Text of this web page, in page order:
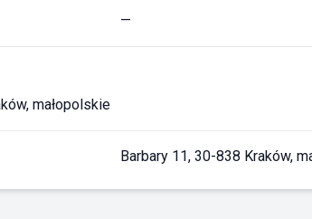
—
małopolskie
Barbary 11, 30-838 Kraków,